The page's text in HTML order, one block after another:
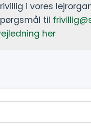
i vores
til
her